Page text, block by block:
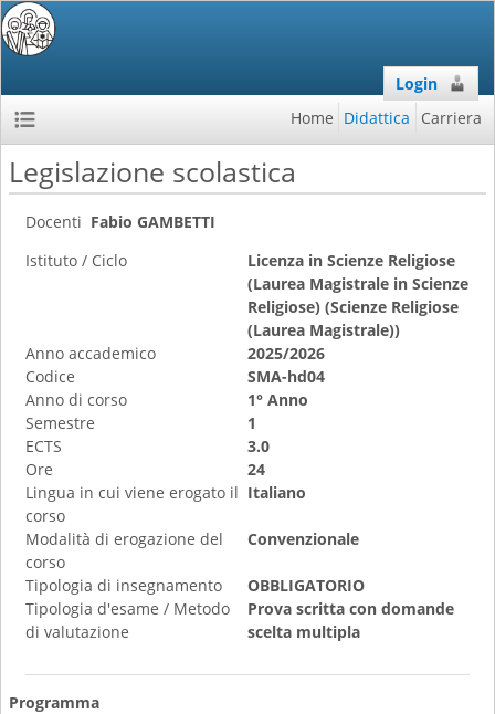
Login
Home Didattica Carriera
Legislazione scolastica
Docenti Fabio GAMBETTI
Istituto / Ciclo
Licenza in Scienze Religiose
(Laurea Magistrale in Scienze
Religiose) (Scienze Religiose
(Laurea Magistrale))
Anno accademico
2025/2026
Codice
SMA-hd04
Anno di corso
1° Anno
Semestre
1
ECTS
3.0
Ore
24
Lingua in cui viene erogato il
corso
Italiano
Modalità di erogazione del
corso
Convenzionale
Tipologia di insegnamento
OBBLIGATORIO
Tipologia d'esame / Metodo
di valutazione
Prova scritta con domande
scelta multipla
Programma